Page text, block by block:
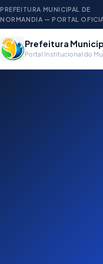
PREFEITURA MUNICIPAL DE
NORMANDIA — PORTAL
Prefeitura
Portal Institucional do